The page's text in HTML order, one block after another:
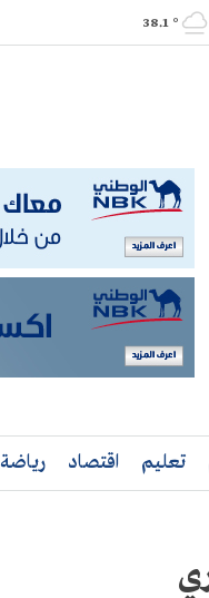
° 38.1
تعليم اقتصاد رياضة